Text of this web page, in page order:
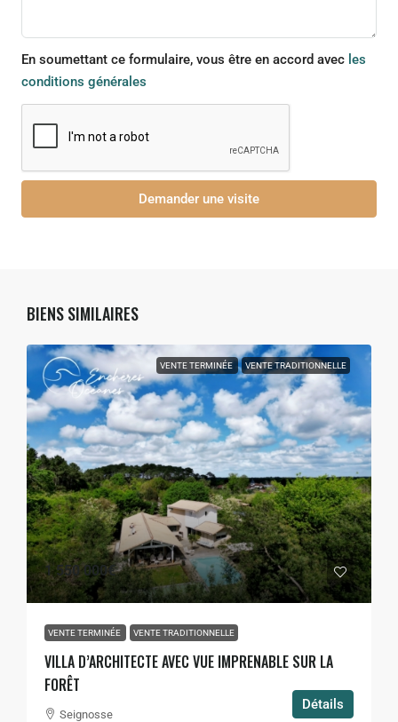
En soumettant ce formulaire, vous être en accord avec les
conditions générales
Demander une visite
BIENS SIMILAIRES
VENTE TERMINÉE VENTE TRADITIONNELLE
1 550 000€
VENTE TERMINÉE VENTE TRADITIONNELLE
VILLA D’ARCHITECTE AVEC VUE IMPRENABLE SUR LA
FORÊT
Seignosse
Détails